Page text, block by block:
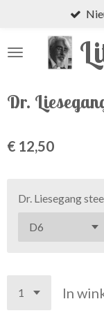
naar
Nieuw:
Dr.
€ 12,50
Dr. Liesegang
In